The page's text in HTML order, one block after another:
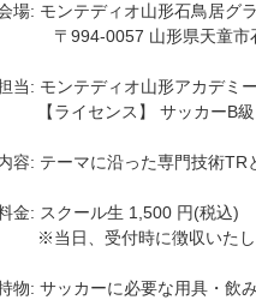
場: モンテディオ山形石鳥居
994-0057 山形県天童市石
当: モンテディオ山形アカデミ
ライセンス】 サッカーB級
容: テーマに沿った専門技術TR
金: スクール生 1,500 円(税込)
当日、受付時に徴収いたし
物: サッカーに必要な用具・飲